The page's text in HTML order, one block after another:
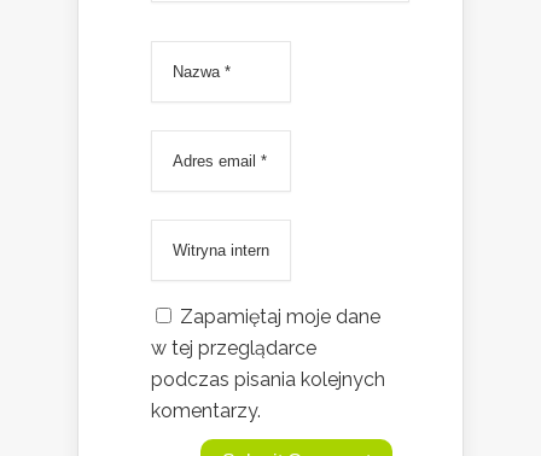
Zapamiętaj moje dane
w tej przeglądarce
podczas pisania kolejnych
komentarzy.